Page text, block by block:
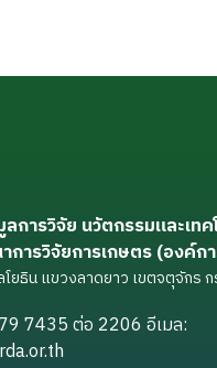
การวิจัย นวัตกรรมและเทค
ารวิจัยการเกษตร (องค์ก
ยธิน แขวงลาดยาว เขตจตุจักร
7435 ต่อ 2206 อีเมล: